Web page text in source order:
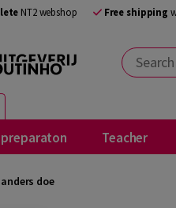
NT2 webshop Free shipping
Search
preparaton Teacher
doe